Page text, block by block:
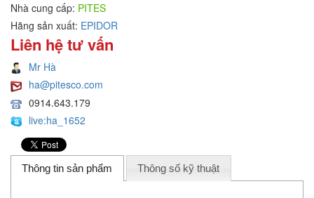
Nhà cung cấp: PITES
Hãng sản xuất: EPIDOR
Liên hệ tư vấn
Mr Hà
ha@pitesco.com
0914.643.179
live:ha_1652
Thông tin sản phẩm Thông số kỹ thuật